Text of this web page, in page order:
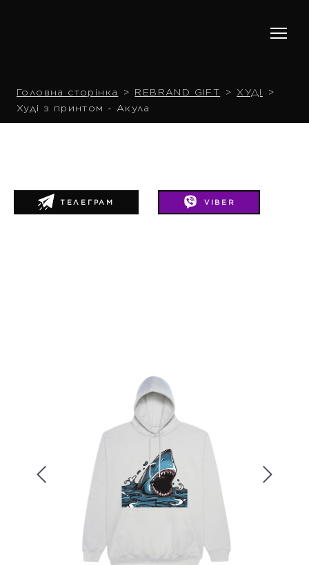
Головна сторінка REBRAND GIFT
ХУДІ
Худі з принтом - Акула
VIBER
ТЕЛЕГРАМ